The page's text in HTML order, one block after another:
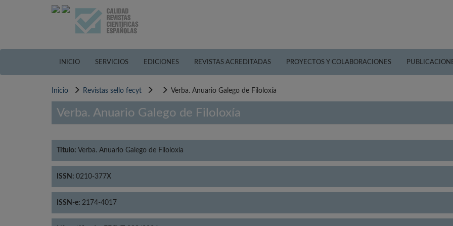
INICIO SERVICIOS EDICIONES REVISTAS ACREDITADAS PROYECTOS Y COLABORACIONES
Inicio Revistas sello fecyt Verba. Anuario Galego de Filoloxía
Verba. Anuario Galego de Filoloxía
Título: Verba. Anuario Galego de Filoloxía
ISSN: 0210-377X
ISSN-e: 2174-4017